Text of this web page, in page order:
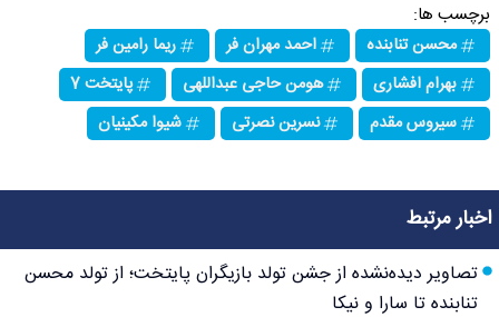
برچسب ها:
محسن تنابنده احمد مهران فر
ریما رامین فر
بهرام افشاری
هومن حاجی عبداللهی
پایتخت 7
سیروس مقدم
نسرین نصرتی شیوا مکینیان
اخبار مرتبط
تصاویر دیده‌نشده از جشن تولد بازیگران پایتخت؛ از تولد محسن
تنابنده تا سارا و نیکا